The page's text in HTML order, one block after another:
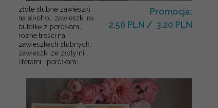
złote ślubne zawieszki
na alkohol, zawieszki na
butelkę z perełkami,
rózne treści na
zawieszkach ślubnych,
zawieszki ze złotymi
literami i perełkami
Promocja:
2.56 PLN / 3.20 PLN